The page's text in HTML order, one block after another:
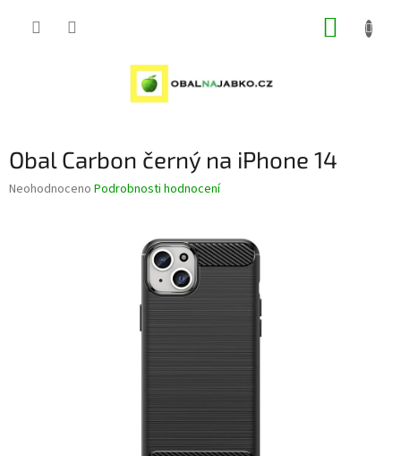
Obal Carbon černý na iPhone 14
Průměrné
Neohodnoceno Podrobnosti hodnocení